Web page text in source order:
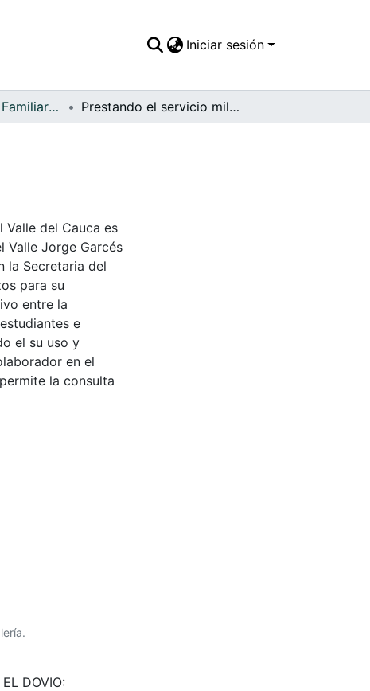
Iniciar sesión
APFFVC - Fotos Familiares - Patrimonial Prestando el servicio militar
del Cauca es
Valle Jorge Garcés
la Secretaria del
para su
entre la
e
el su uso y
en el
la consulta
DOVIO: